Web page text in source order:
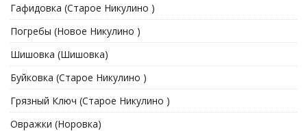
Гафидовка (Старое Никулино )
Погребы (Новое Никулино )
Шишовка (Шишовка)
Буйковка (Старое Никулино )
Грязный Ключ (Старое Никулино )
Овражки (Норовка)